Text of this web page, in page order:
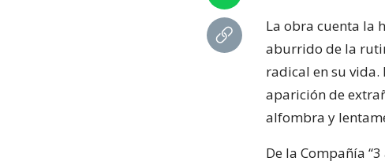
La obra cuenta la
aburrido de la
radical en su vida.
aparición de
alfombra y
De la Compañía